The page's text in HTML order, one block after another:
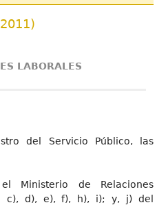
LABORALES
del Servicio Público, las
Ministerio de Relaciones
c), d), e), f), h), i); y, j) del